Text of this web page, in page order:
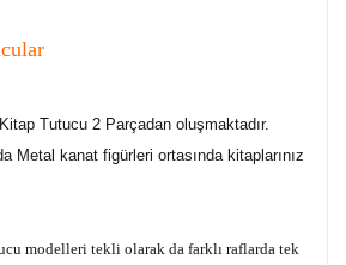
Tutucu 2 Parçadan oluşmaktadır.
Metal kanat figürleri ortasında kitaplarınız
modelleri tekli olarak da farklı raflarda tek